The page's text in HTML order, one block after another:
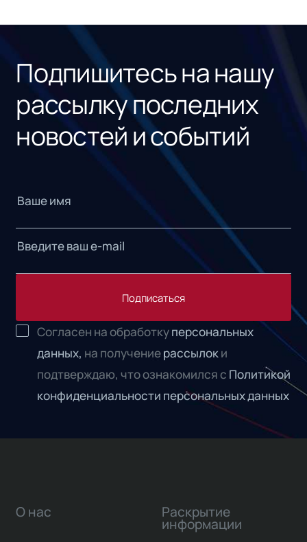
Подпишитесь на нашу
рассылку последних
новостей и событий
Подписаться
Согласен на обработкуперсональных
данных, на получениерассылоки
подтверждаю, что ознакомился с Политикой
конфиденциальности персональных данных
О нас Раскрытие
информации